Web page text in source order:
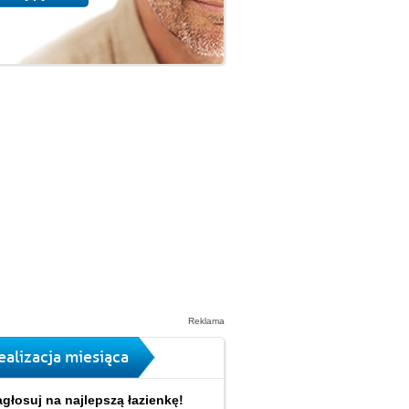
Reklama
miesiąca
na najlepszą łazienkę!